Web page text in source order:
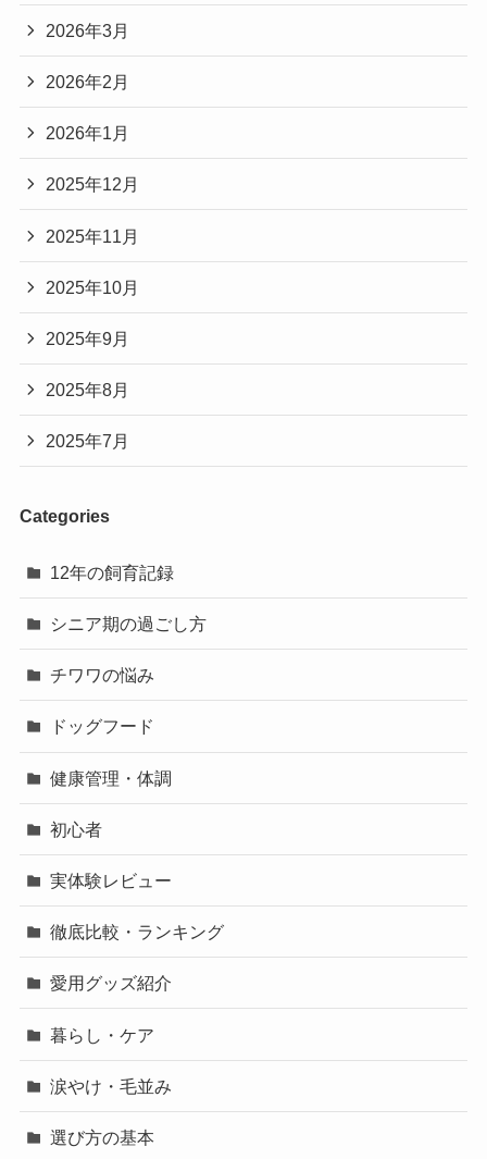
2026年3月
2026年2月
2026年1月
2025年12月
2025年11月
2025年10月
2025年9月
2025年8月
2025年7月
Categories
12年の飼育記録
シニア期の過ごし方
チワワの悩み
ドッグフード
健康管理・体調
初心者
実体験レビュー
徹底比較・ランキング
愛用グッズ紹介
暮らし・ケア
涙やけ・毛並み
選び方の基本